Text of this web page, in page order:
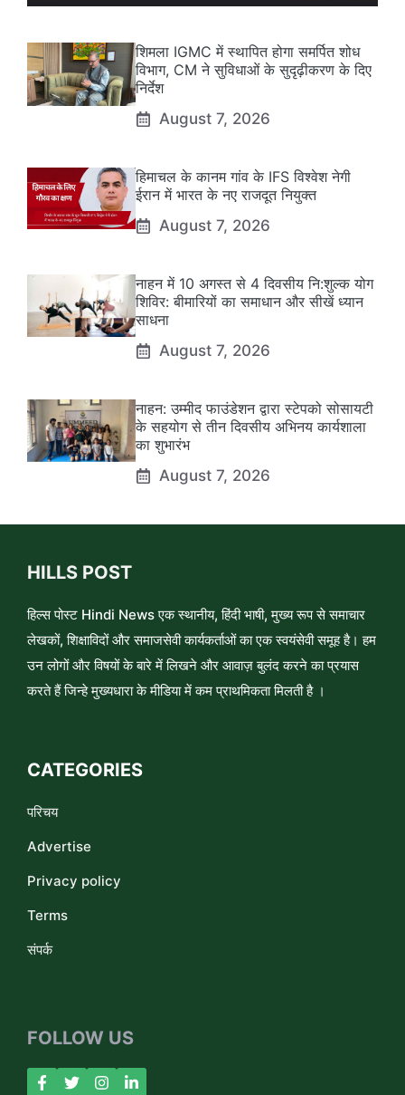
शिमला IGMC में स्थापित होगा समर्पित शोध
विभाग, CM ने सुविधाओं के सुदृढ़ीकरण के दिए
निर्देश
August 7, 2026
हिमाचल के कानम गांव के IFS विश्वेश नेगी
ईरान में भारत के नए राजदूत नियुक्त
August 7, 2026
नाहन में 10 अगस्त से 4 दिवसीय नि:शुल्क योग
शिविर: बीमारियों का समाधान और सीखें ध्यान
साधना
August 7, 2026
नाहन: उम्मीद फाउंडेशन द्वारा स्टेपको सोसायटी
के सहयोग से तीन दिवसीय अभिनय कार्यशाला
का शुभारंभ
August 7, 2026
HILLS POST
हिल्स पोस्ट Hindi News एक स्थानीय, हिंदी भाषी, मुख्य रूप से समाचार
लेखकों, शिक्षाविदों और समाजसेवी कार्यकर्ताओं का एक स्वयंसेवी समूह है। हम
उन लोगों और विषयों के बारे में लिखने और आवाज़ बुलंद करने का प्रयास
करते हैं जिन्हे मुख्यधारा के मीडिया में कम प्राथमिकता मिलती है ।
CATEGORIES
परिचय
Advertise
Privacy policy
Terms
संपर्क
FOLLOW US